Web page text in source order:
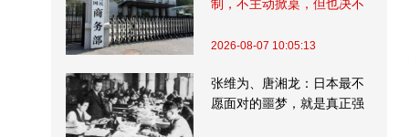
制，不主动掀桌，但也决不
2026-08-07 10:05:13
张维为、唐湘龙：日本最不
愿面对的噩梦，就是真正强